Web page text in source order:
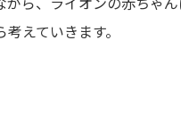
えていきます。